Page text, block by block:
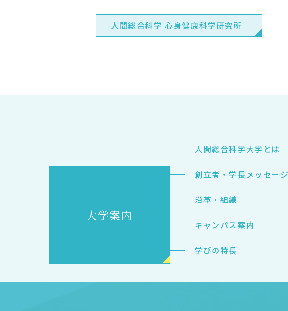
人間総合科学 心身健康科学研究所
大学案内
人間総合科学大学とは
創立者・学長メッセージ
沿革・組織
キャンパス案内
学びの特長